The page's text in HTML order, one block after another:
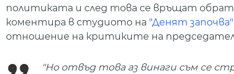
политиката и след това се връщат
коментира в студиото на "Денят започва"
отношение на критиките на
"Но отвъд това аз винаги съм се